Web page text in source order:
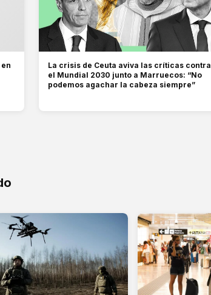
La crisis de Ceuta aviva las críticas contra
el Mundial 2030 junto a Marruecos: “No
podemos agachar la cabeza siempre”